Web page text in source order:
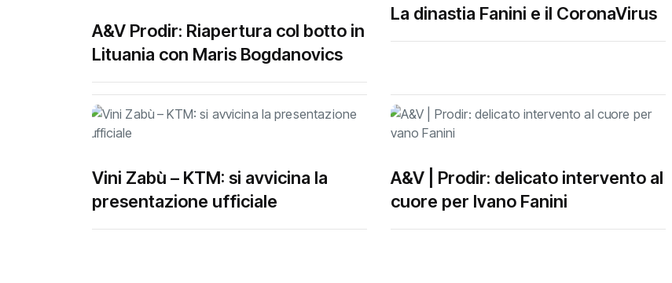
A&V Prodir: Riapertura col botto in
Lituania con Maris Bogdanovics
La dinastia Fanini e il CoronaVirus
Vini Zabù – KTM: si avvicina la
presentazione ufficiale
A&V | Prodir: delicato intervento al
cuore per Ivano Fanini